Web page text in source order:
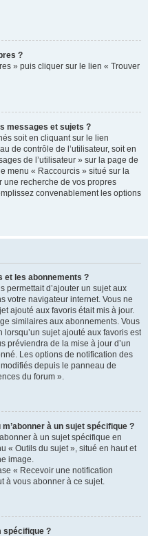
?
» puis cliquer sur le lien « Trouver
messages et sujets ?
soit en cliquant sur le lien
de contrôle de l’utilisateur, soit en
de l’utilisateur » sur la page de
menu « Raccourcis » situé sur la
une recherche de vos propres
convenablement les options
et les abonnements ?
permettait d’ajouter un sujet aux
votre navigateur internet. Vous ne
ajouté aux favoris était mis à jour.
similaires aux abonnements. Vous
sujet ajouté aux favoris est
préviendra de la mise à jour d’un
Les options de notification des
depuis le panneau de
du forum ».
à un sujet spécifique ?
à un sujet spécifique en
« Outils du sujet », situé en haut et
image.
« Recevoir une notification
à vous abonner à ce sujet.
spécifique ?